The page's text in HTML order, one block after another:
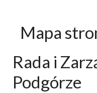
Mapa
Rada i
Podgórze